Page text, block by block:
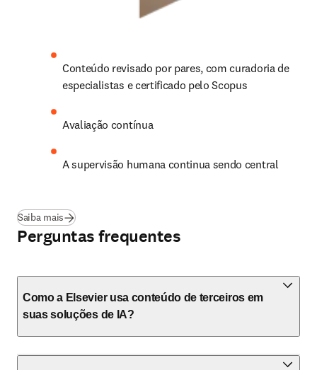
Conteúdo revisado por pares, com curadoria de
especialistas e certificado pelo Scopus
Avaliação contínua
A supervisão humana continua sendo central
Saiba mais
Perguntas frequentes
Como a Elsevier usa conteúdo de terceiros em
suas soluções de IA?